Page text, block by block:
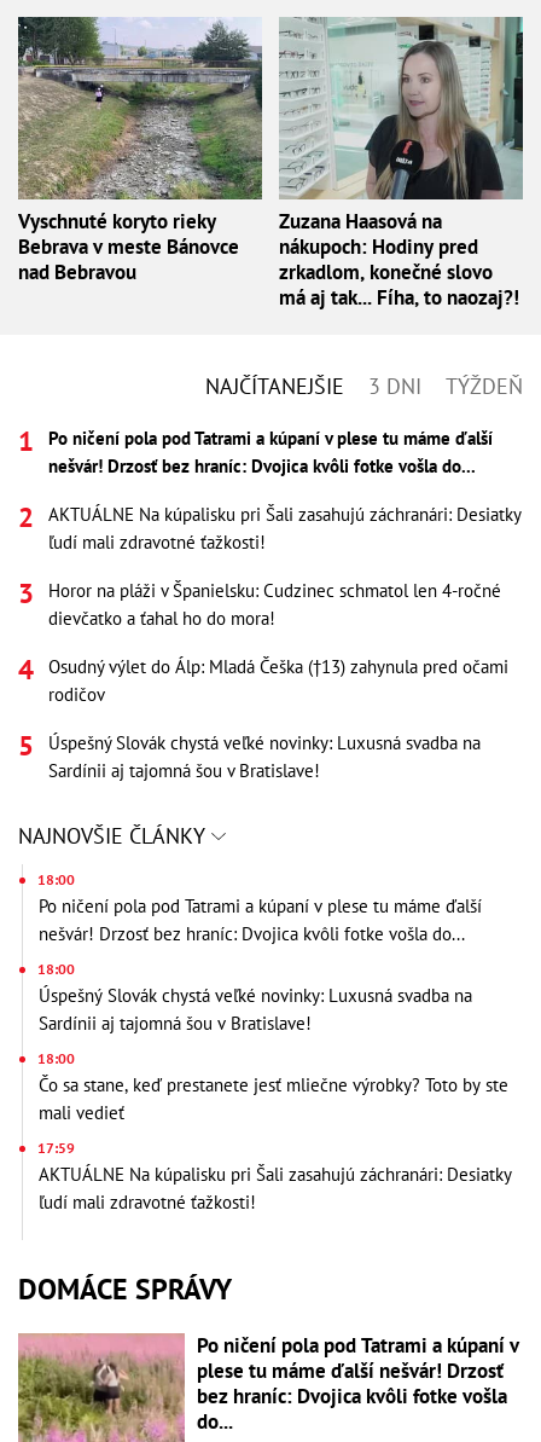
Vyschnuté koryto rieky
Bebrava v meste Bánovce
nad Bebravou
Zuzana Haasová na
nákupoch: Hodiny pred
zrkadlom, konečné slovo
má aj tak... Fíha, to naozaj?!
NAJČÍTANEJŠIE 3 DNI TÝŽDEŇ
Po ničení pola pod Tatrami a kúpaní v plese tu máme ďalší
nešvár! Drzosť bez hraníc: Dvojica kvôli fotke vošla do...
AKTUÁLNE Na kúpalisku pri Šali zasahujú záchranári: Desiatky
ľudí mali zdravotné ťažkosti!
Horor na pláži v Španielsku: Cudzinec schmatol len 4-ročné
dievčatko a ťahal ho do mora!
Osudný výlet do Álp: Mladá Češka (†13) zahynula pred očami
rodičov
Úspešný Slovák chystá veľké novinky: Luxusná svadba na
Sardínii aj tajomná šou v Bratislave!
NAJNOVŠIE ČLÁNKY
18:00
Po ničení pola pod Tatrami a kúpaní v plese tu máme ďalší
nešvár! Drzosť bez hraníc: Dvojica kvôli fotke vošla do...
18:00
Úspešný Slovák chystá veľké novinky: Luxusná svadba na
Sardínii aj tajomná šou v Bratislave!
18:00
Čo sa stane, keď prestanete jesť mliečne výrobky? Toto by ste
mali vedieť
17:59
AKTUÁLNE Na kúpalisku pri Šali zasahujú záchranári: Desiatky
ľudí mali zdravotné ťažkosti!
DOMÁCE SPRÁVY
Po ničení pola pod Tatrami a kúpaní v
plese tu máme ďalší nešvár! Drzosť
bez hraníc: Dvojica kvôli fotke vošla
do...